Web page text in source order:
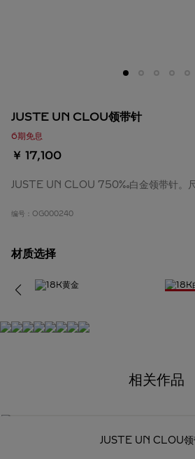
JUSTE UN CLOU领带针
6期免息
￥ 17,100
JUSTE UN CLOU 750‰白金领带针。
编号： OG000240
材质选择
相关作品
JUSTE UN CLOU领